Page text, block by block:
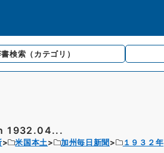
検索 （カテゴリ）
1932.04...
米国本土 加州毎日新聞 １９３２年